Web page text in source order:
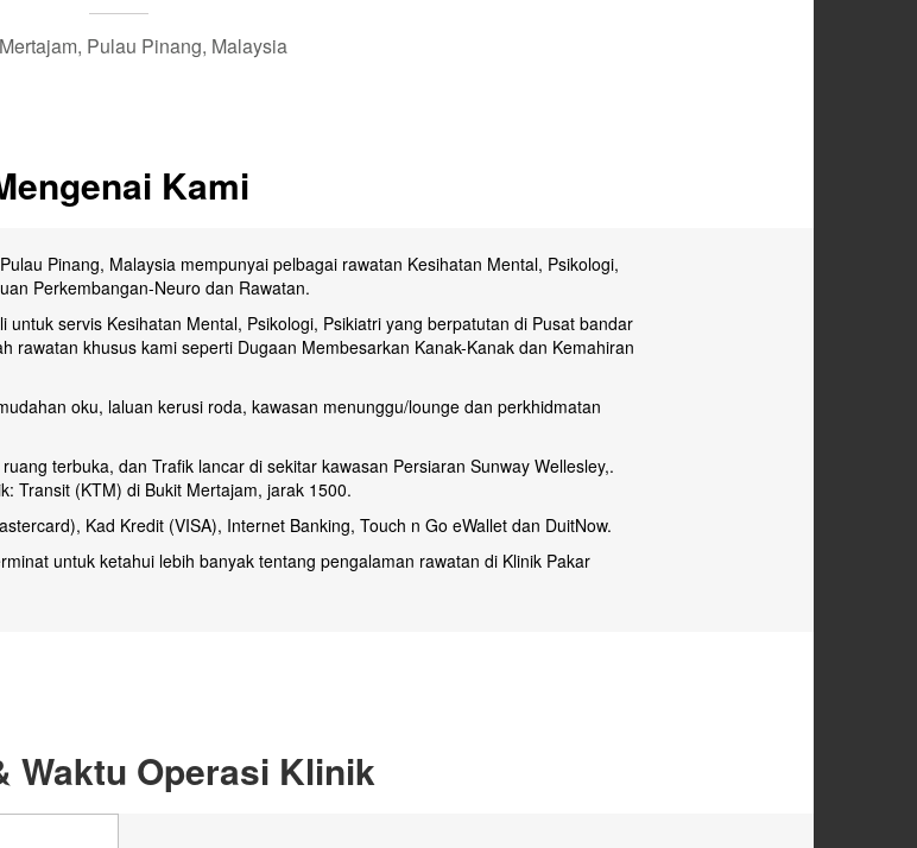
Pulau Pinang, Malaysia
Kami
Pinang, Malaysia mempunyai pelbagai rawatan Kesihatan Mental, Psikologi,
Perkembangan-Neuro dan Rawatan.
servis Kesihatan Mental, Psikologi, Psikiatri yang berpatutan di Pusat bandar
rawatan khusus kami seperti Dugaan Membesarkan Kanak-Kanak dan Kemahiran
oku, laluan kerusi roda, kawasan menunggu/lounge dan perkhidmatan
terbuka, dan Trafik lancar di sekitar kawasan Persiaran Sunway Wellesley,.
Transit (KTM) di Bukit Mertajam, jarak 1500.
Kad Kredit (VISA), Internet Banking, Touch n Go eWallet dan DuitNow.
untuk ketahui lebih banyak tentang pengalaman rawatan di Klinik Pakar
Waktu Operasi Klinik